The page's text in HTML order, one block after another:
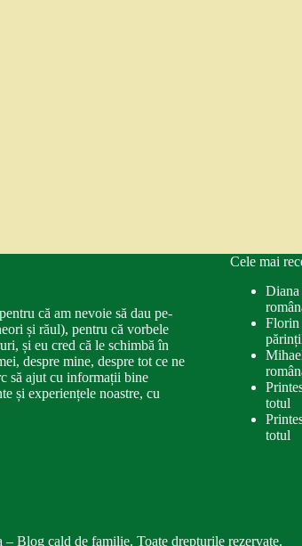
că am nevoie să dau pe-
și răul), pentru că vorbele
și eu cred că le schimbă în
despre mine, despre tot ce ne
să ajut cu informații bine
și experiențele noastre, cu
Cele mai
Diana
Florin
totul
totul
Blog cald de familie. Toate drepturile rezervate.